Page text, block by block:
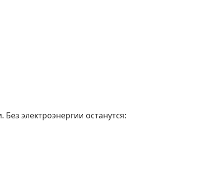
электроэнергии останутся: